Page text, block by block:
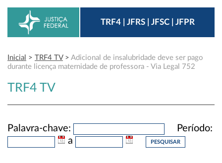
TRF4 | JFRS | JFSC | JFPR
Inicial > TRF4 TV> Adicional de insalubridade deve ser pago
durante licença maternidade de professora - Via Legal 752
TRF4 TV
Palavra-chave:
Período:
a